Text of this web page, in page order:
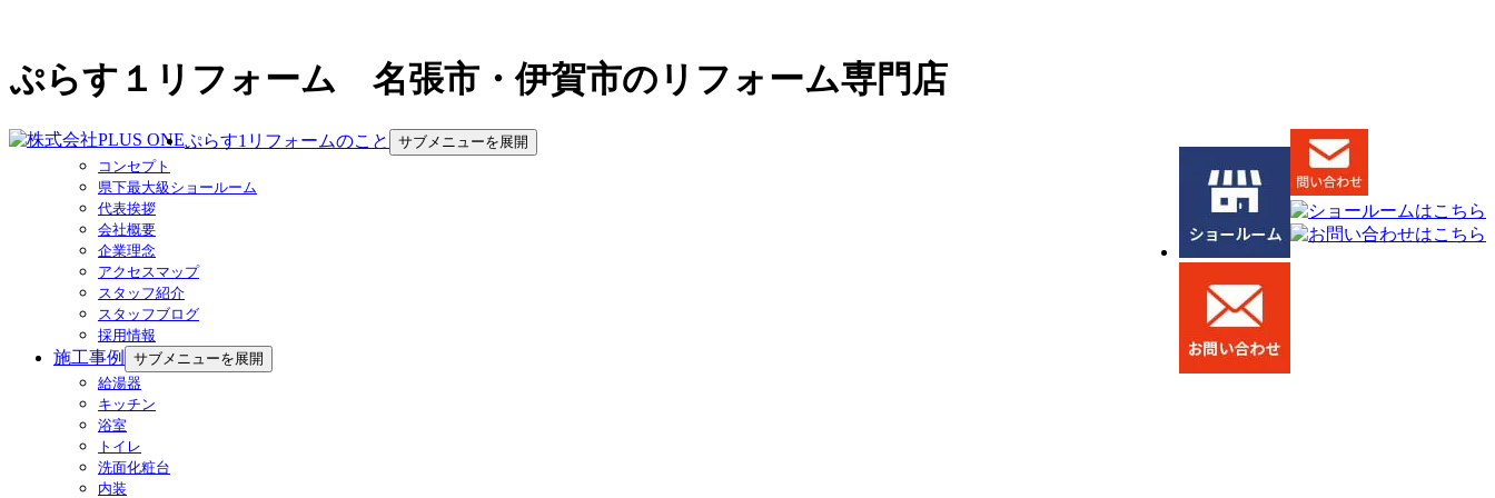
ぷらす１リフォーム 名張市・伊賀市のリフォーム専門店
ぷらす1リフォームのこと
サブメニューを展開
コンセプト
県下最大級ショールーム
代表挨拶
会社概要
企業理念
アクセスマップ
スタッフ紹介
スタッフブログ
採用情報
施工事例
サブメニューを展開
給湯器
キッチン
浴室
トイレ
洗面化粧台
内装